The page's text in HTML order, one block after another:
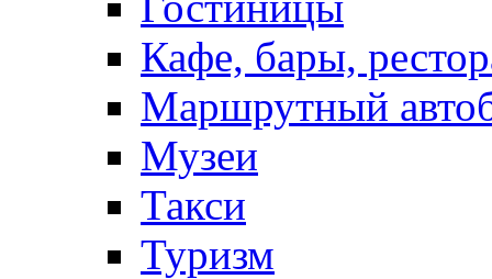
Кафе, бары,
Маршрутный
Музеи
Такси
Туризм